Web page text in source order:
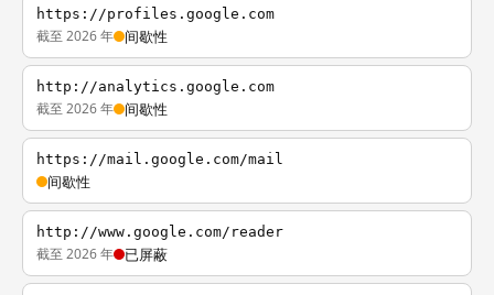
https://profiles.google.com
截至 2026 年 间歇性
http://analytics.google.com
截至 2026 年 间歇性
https://mail.google.com/mail
间歇性
http://www.google.com/reader
截至 2026 年 已屏蔽